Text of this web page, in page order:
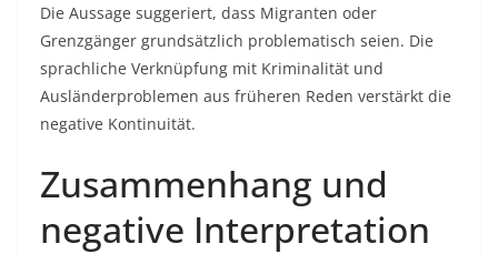
Die Aussage suggeriert, dass Migranten oder
Grenzgänger grundsätzlich problematisch seien. Die
sprachliche Verknüpfung mit Kriminalität und
Ausländerproblemen aus früheren Reden verstärkt die
negative Kontinuität.
Zusammenhang und
negative Interpretation